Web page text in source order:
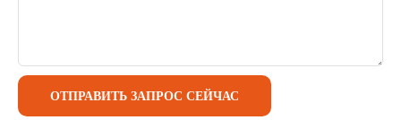
ОТПРАВИТЬ ЗАПРОС СЕЙЧАС